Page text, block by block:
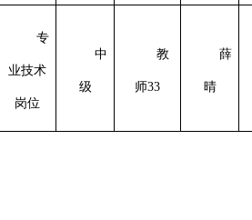
专
业技术
岗位
中
级
教
师33
薛
晴